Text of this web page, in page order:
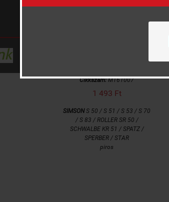
Cikkszám:M161007
1 493 Ft
SIMSONS 50 / S 51 / S 53 / S 70
/ S 83 / ROLLER SR 50 /
SCHWALBE KR 51 / SPATZ /
SPERBER / STAR
piros